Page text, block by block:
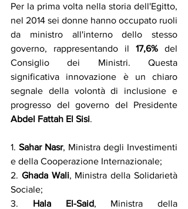
Per la prima volta nella storia dell'Egitto,
nel 2014 sei donne hanno occupato ruoli
da ministro all'interno dello stesso
governo, rappresentando il 17,6% del
Consiglio dei Ministri. Questa
significativa innovazione è un chiaro
segnale della volontà di inclusione e
Abdel Fattah El Sisi.
1. Sahar Nasr, Ministra degli Investimenti
e della Cooperazione Internazionale;
2. Ghada Wali, Ministra della Solidarietà
Sociale;
3. Hala El-Said, Ministra della